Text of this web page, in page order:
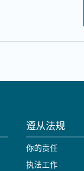
遵从法规
你的责任
执法工作